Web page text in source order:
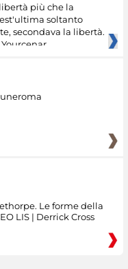
più che la
soltanto
secondava la libertà.
Le forme della
LIS | Derrick Cross